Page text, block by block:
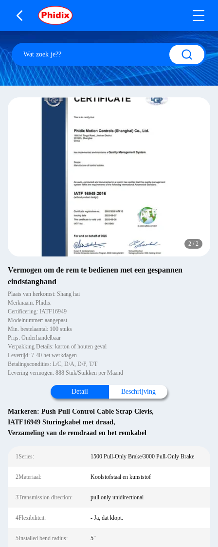
2 / 2
Vermogen om de rem te bedienen met een gespannen
eindstangband
Plaats van herkomst: Shang hai
Merknaam: Phidix
Certificering: IATF16949
Modelnummer: aangepast
Min. bestelaantal: 100 stuks
Prijs: Onderhandelbaar
Verpakking Details: karton of houten geval
Levertijd: 7-40 het werkdagen
Betalingscondities: L/C, D/A, D/P, T/T
Levering vermogen: 888 Stuk/Stukken per Maand
Detail Beschrijving
Markeren: Push Pull Control Cable Strap Clevis,
IATF16949 Sturingkabel met draad,
Verzameling van de remdraad en het remkabel
1Series: 1500 Pull-Only Brake/3000 Pull-Only Brake
2Materiaal: Koolstofstaal en kunststof
3Transmission direction: pull only unidirectional
4Flexibiliteit: - Ja, dat klopt.
5Installed bend radius: 5"